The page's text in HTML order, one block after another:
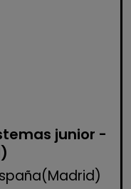
junior -